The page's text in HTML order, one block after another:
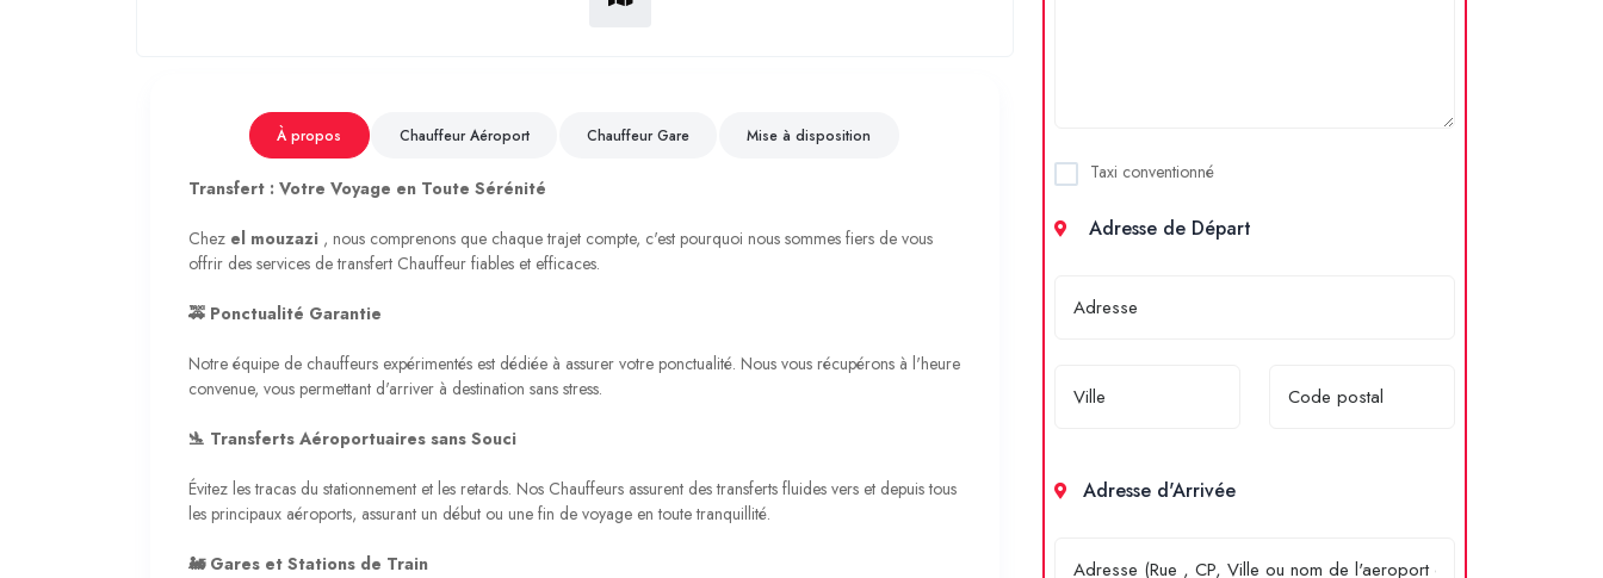
À propos Chauffeur Aéroport Chauffeur Gare Mise à disposition
Transfert : Votre Voyage en Toute Sérénité
Chez el mouzazi , nous comprenons que chaque trajet compte, c'est pourquoi nous sommes fiers de vous
offrir des services de transfert Chauffeur fiables et efficaces.
🚕 Ponctualité Garantie
Notre équipe de chauffeurs expérimentés est dédiée à assurer votre ponctualité. Nous vous récupérons à l'heure
convenue, vous permettant d'arriver à destination sans stress.
🛬 Transferts Aéroportuaires sans Souci
Évitez les tracas du stationnement et les retards. Nos Chauffeurs assurent des transferts fluides vers et depuis tous
les principaux aéroports, assurant un début ou une fin de voyage en toute tranquillité.
🚂 Gares et Stations de Train
Taxi conventionné
Adresse de Départ
Adresse d'Arrivée